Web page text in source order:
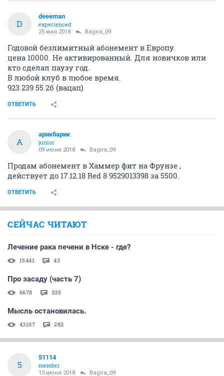
D
deeeman
experienced
25 мая 2018 Bagira_09
Годовой безлимитный абонемент в Европу.
цена 10000. Не активированный. Для новичков или
кто сделал паузу год.
В любой клуб в любое время.
923 239 55 2б (вацап)
ОТВЕТИТЬ
А
арикбарик
junior
09 июня 2018 Bagira_09
Продам абонемент в Хаммер фит на Фрунзе ,
действует до 17.12.18 Red 8 9529013398 за 5500.
ОТВЕТИТЬ
СЕЙЧАС ЧИТАЮТ
Лечение рака печени в Нске - где?
15441 43
Про засаду (часть 7)
6678 335
Мысль остановилась.
43107 282
5
51114
member
13 июня 2018 Bagira_09